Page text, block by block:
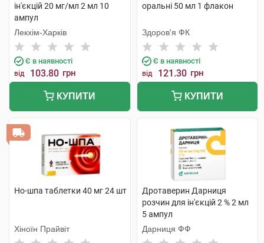
ін'єкцій 20 мг/мл 2 мл 10
ампул
Лекхім-Харків
Є в наявності
від 103.80 грн
КУПИТИ
оральні 50 мл 1 флакон
Здоров'я ФК
Є в наявності
від 121.30 грн
КУПИТИ
Но-шпа таблетки 40 мг 24 шт
Хіноїн Прайвіт
Дротаверин Дарниця
розчин для ін'єкцій 2 % 2 мл
5 ампул
Дарниця ФФ